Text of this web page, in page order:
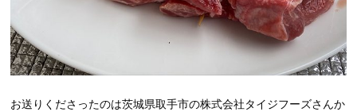
お送りくださったのは茨城県取手市の株式会社タイジフーズさんか